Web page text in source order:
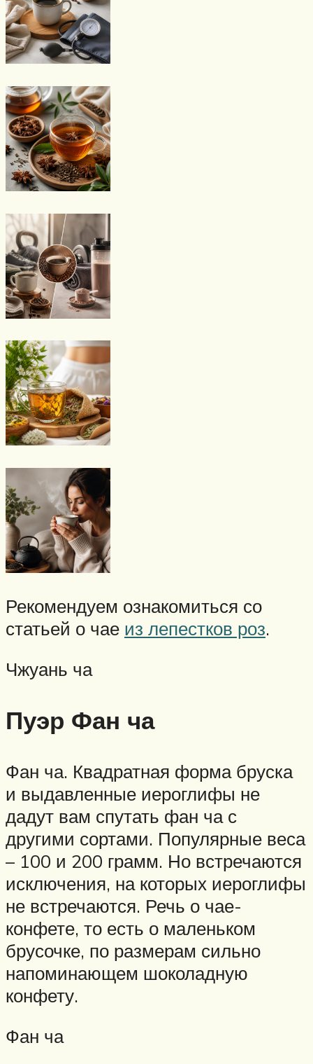
Рекомендуем ознакомиться со
статьей о чае из лепестков роз.
Чжуань ча
Пуэр Фан ча
Фан ча. Квадратная форма бруска
и выдавленные иероглифы не
дадут вам спутать фан ча с
другими сортами. Популярные веса
– 100 и 200 грамм. Но встречаются
исключения, на которых иероглифы
не встречаются. Речь о чае-
конфете, то есть о маленьком
брусочке, по размерам сильно
напоминающем шоколадную
конфету.
Фан ча